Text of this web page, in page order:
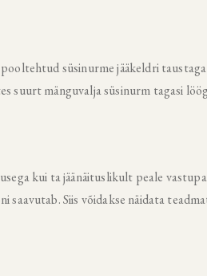
süsinurme jääkeldri
suurt mänguvalja süsinurm tagasi
kui ta jäänäituslikult peale
saavutab. Siis võidakse näidata